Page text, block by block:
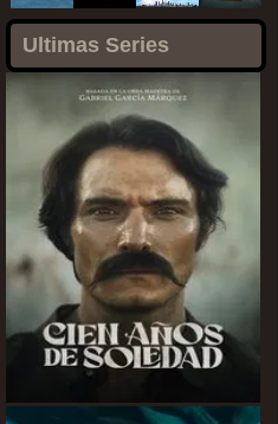
Ultimas Series